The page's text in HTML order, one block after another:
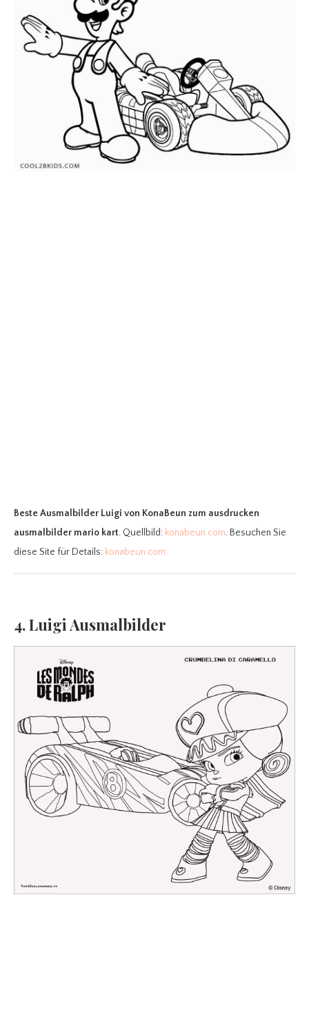
Beste Ausmalbilder Luigi von KonaBeun zum ausdrucken
ausmalbilder mario kart. Quellbild: konabeun.com. Besuchen Sie
diese Site für Details: konabeun.com
4. Luigi Ausmalbilder